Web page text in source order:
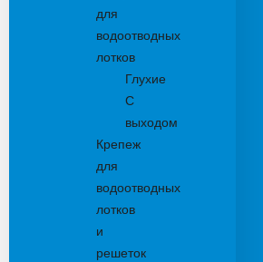
для
водоотводных
лотков
Глухие
С
выходом
Крепеж
для
водоотводных
лотков
и
решеток